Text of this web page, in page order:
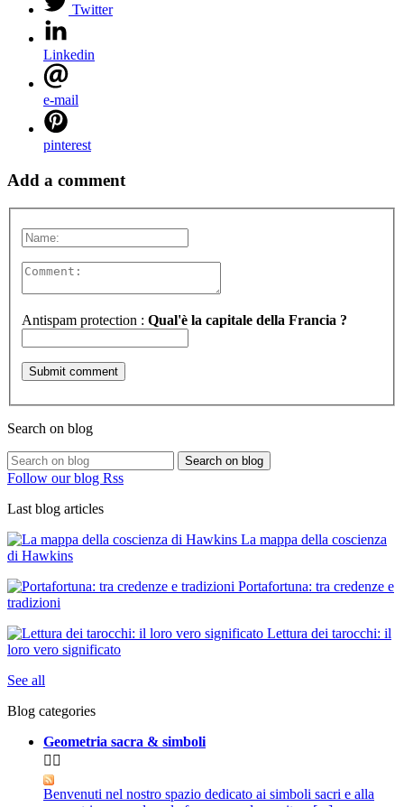
Twitter
Linkedin
e-mail
pinterest
Add a comment
Antispam protection : Qual'è la capitale della Francia ?
Search on blog
Search on blog
Follow our blog Rss
Last blog articles
La mappa della coscienza
di Hawkins
Portafortuna: tra credenze e
tradizioni
Lettura dei tarocchi: il
loro vero significato
See all
Blog categories
Geometria sacra & simboli
 
Benvenuti nel nostro spazio dedicato ai simboli sacri e alla